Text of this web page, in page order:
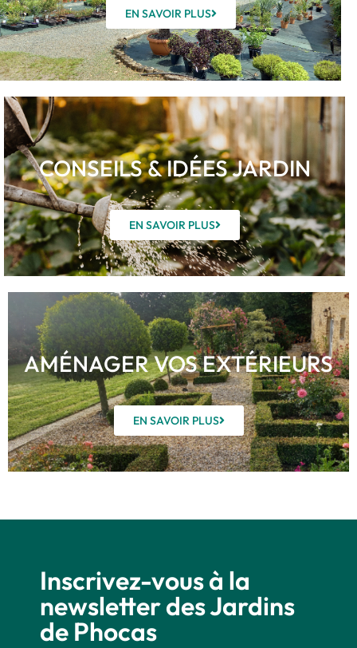
EN SAVOIR PLUS
CONSEILS & IDÉES JARDIN
EN SAVOIR PLUS
AMÉNAGER VOS EXTÉRIEURS
EN SAVOIR PLUS
Inscrivez-vous à la
newsletter des Jardins
de Phocas